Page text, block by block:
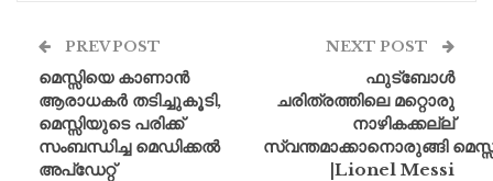
PREV POST
മെസ്സിയെ കാണാൻ
ആരാധകർ തടിച്ചുകൂടി,
മെസ്സിയുടെ പരിക്ക്
സംബന്ധിച്ച മെഡിക്കൽ
അപ്ഡേറ്റ്
NEXT POST
ഫുട്ബോൾ
ചരിത്രത്തിലെ മറ്റൊരു
നാഴികക്കല്ല്
സ്വന്തമാക്കാനൊരുങ്ങി
|Lionel Messi